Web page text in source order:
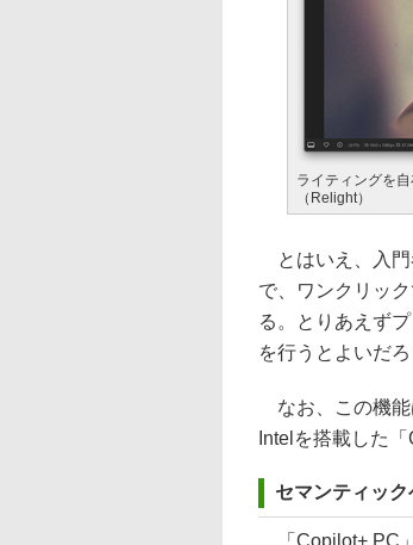
ライティングを
（Relight）
とはいえ、入門
で、ワンクリッ
る。とりあえず
を行うとよいだろ
なお、この機能
Intelを搭載した
セマンティッ
「Copilot+ PC